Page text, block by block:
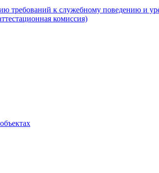
требований к служебному поведению и
комиссия)